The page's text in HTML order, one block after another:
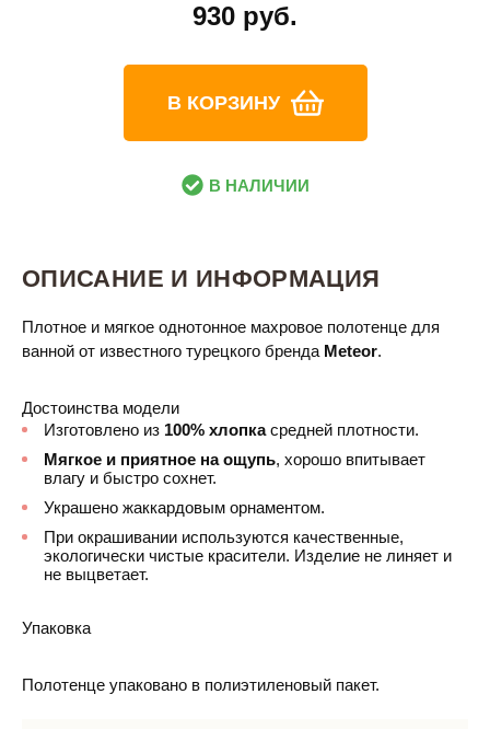
930 руб.
В КОРЗИНУ
В НАЛИЧИИ
ОПИСАНИЕ И ИНФОРМАЦИЯ
Плотное и мягкое однотонное махровое полотенце для
ванной от известного турецкого бренда Meteor.
Достоинства модели
Изготовлено из 100% хлопкасредней плотности.
Мягкое и приятное на ощупь, хорошо впитывает
влагу и быстро сохнет.
Украшено жаккардовым орнаментом.
При окрашивании используются качественные,
экологически чистые красители. Изделие не линяет и
не выцветает.
Упаковка
Полотенце упаковано в полиэтиленовый пакет.